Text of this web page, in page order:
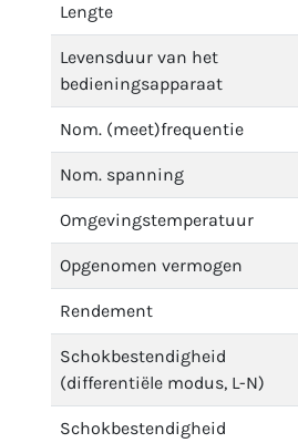
Lengte
Levensduur van het
bedieningsapparaat
Nom. (meet)frequentie
Nom. spanning
Omgevingstemperatuur
Opgenomen vermogen
Rendement
Schokbestendigheid
(differentiële modus, L-N)
Schokbestendigheid